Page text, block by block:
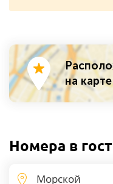
на карте
Номера в